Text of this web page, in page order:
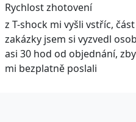
Rychlost zhotovení
z T-shock mi vyšli vstříc, část
zakázky jsem si vyzvedl
asi 30 hod od objednání,
mi bezplatně poslali